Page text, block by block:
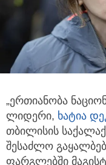
„ერთიანობა
ლიდერი, ხატია
თბილისის
შესაძლო
ფარგლებში